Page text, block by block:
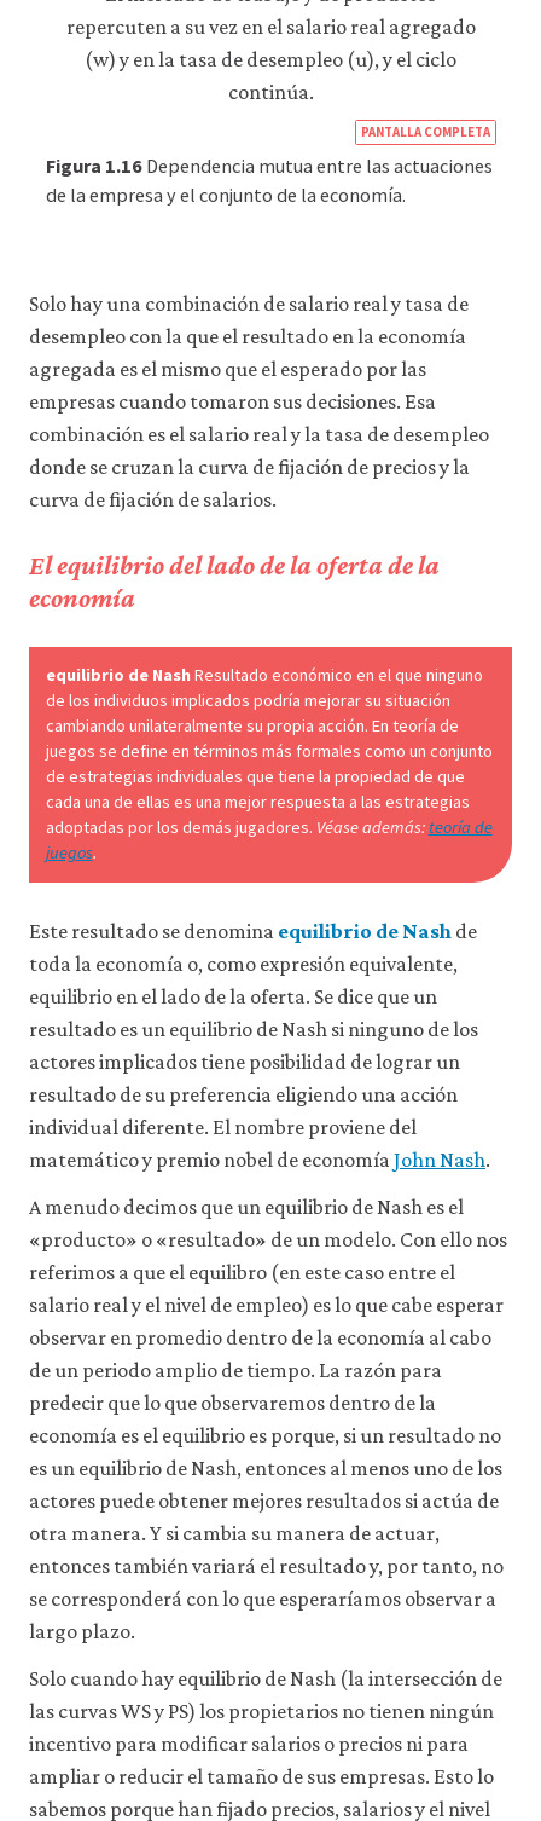
PANTALLA COMPLETA
Figura 1.16 Dependencia mutua entre las actuaciones
de la empresa y el conjunto de la economía.
Solo hay una combinación de salario real y tasa de
desempleo con la que el resultado en la economía
agregada es el mismo que el esperado por las
empresas cuando tomaron sus decisiones. Esa
combinación es el salario real y la tasa de desempleo
donde se cruzan la curva de fijación de precios y la
curva de fijación de salarios.
El equilibrio del lado de la oferta de la
economía
equilibrio de NashResultado económico en el que ninguno
de los individuos implicados podría mejorar su situación
cambiando unilateralmente su propia acción. En teoría de
juegos se define en términos más formales como un conjunto
de estrategias individuales que tiene la propiedad de que
cada una de ellas es una mejor respuesta a las estrategias
adoptadas por los demás jugadores. Véase además: teoría de
juegos.
Este resultado se denomina equilibrio de Nash de
toda la economía o, como expresión equivalente,
equilibrio en el lado de la oferta. Se dice que un
resultado es un equilibrio de Nash si ninguno de los
actores implicados tiene posibilidad de lograr un
resultado de su preferencia eligiendo una acción
individual diferente. El nombre proviene del
matemático y premio nobel de economía John Nash.
A menudo decimos que un equilibrio de Nash es el
«producto» o «resultado» de un modelo. Con ello nos
referimos a que el equilibro (en este caso entre el
salario real y el nivel de empleo) es lo que cabe esperar
observar en promedio dentro de la economía al cabo
de un periodo amplio de tiempo. La razón para
predecir que lo que observaremos dentro de la
economía es el equilibrio es porque, si un resultado no
es un equilibrio de Nash, entonces al menos uno de los
actores puede obtener mejores resultados si actúa de
otra manera. Y si cambia su manera de actuar,
entonces también variará el resultado y, por tanto, no
se corresponderá con lo que esperaríamos observar a
largo plazo.
Solo cuando hay equilibrio de Nash (la intersección de
las curvas WS y PS) los propietarios no tienen ningún
incentivo para modificar salarios o precios ni para
ampliar o reducir el tamaño de sus empresas. Esto lo
sabemos porque han fijado precios, salarios y el nivel